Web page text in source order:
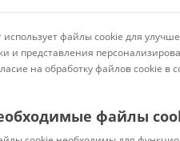
Работа и офис Авто и мото
> Lara
файлы cookie для
и представления
на обработку файлов cookie в
файлы